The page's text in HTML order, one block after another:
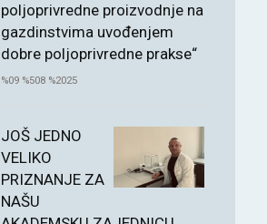
poljoprivredne proizvodnje na
gazdinstvima uvođenjem
dobre poljoprivredne prakse“
%09 %508 %2025
JOŠ JEDNO
VELIKO
PRIZNANJE ZA
NAŠU